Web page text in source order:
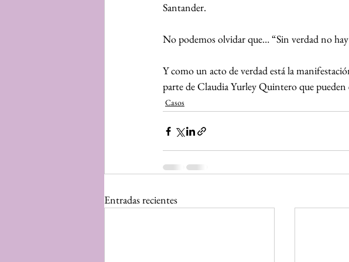
Santander.
No podemos olvidar que… “Sin verdad no
Y como un acto de verdad está la
parte de Claudia Yurley Quintero que
Casos
Entradas recientes